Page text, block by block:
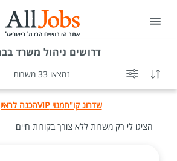
דרושים ניהול משרד
נמצאו 33 משרות
שדרוג קו"חמנוי VIP הכנה
הציגו לי רק משרות ללא צורך בקורות חיים